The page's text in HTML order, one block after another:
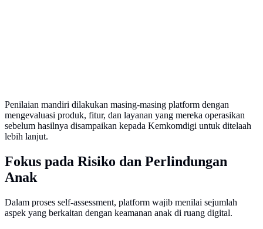
Penilaian mandiri dilakukan masing-masing platform dengan
mengevaluasi produk, fitur, dan layanan yang mereka operasikan
sebelum hasilnya disampaikan kepada Kemkomdigi untuk ditelaah
lebih lanjut.
Fokus pada Risiko dan Perlindungan
Anak
Dalam proses self-assessment, platform wajib menilai sejumlah
aspek yang berkaitan dengan keamanan anak di ruang digital.